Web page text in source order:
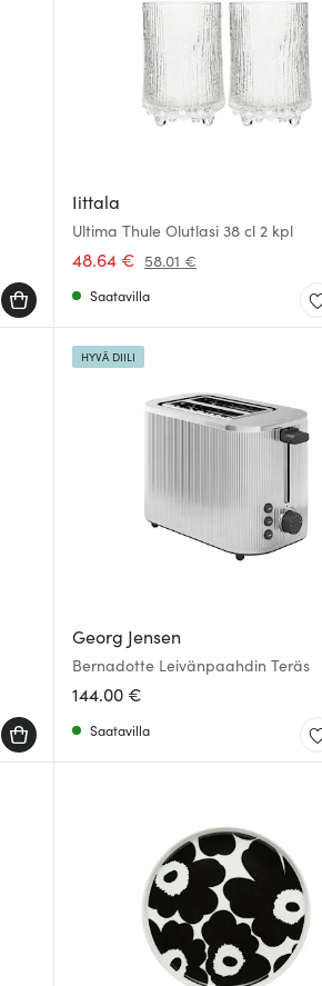
Iittala
Ultima Thule Olutlasi 38 cl 2 kpl
48.64 € 58.01 €
Saatavilla
Georg Jensen
Bernadotte Leivänpaahdin Teräs
144.00 €
HYVÄ DIILI
Saatavilla